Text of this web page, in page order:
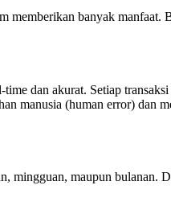
memberikan banyak manfaat.
dan akurat. Setiap
manusia (human error) dan
mingguan, maupun bulanan.